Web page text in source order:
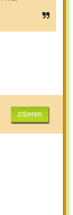
zitieren